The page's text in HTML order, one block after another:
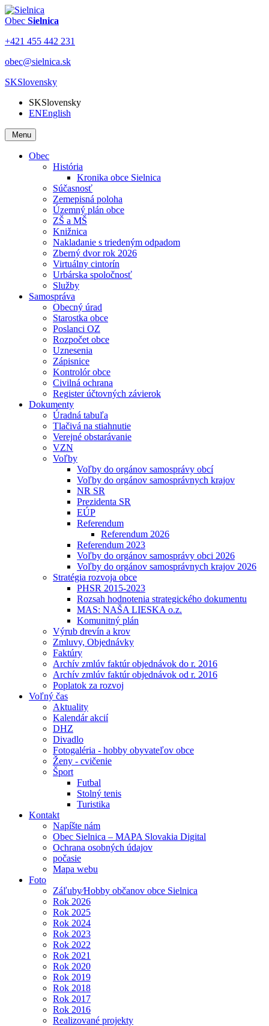
Obec Sielnica
+421 455 442 231
obec@sielnica.sk
SKSlovensky
SKSlovensky
ENEnglish
Menu
Obec
História
Kronika obce Sielnica
Súčasnosť
Zemepisná poloha
Územný plán obce
ZŠ a MŠ
Knižnica
Nakladanie s triedeným odpadom
Zberný dvor rok 2026
Virtuálny cintorín
Urbárska spoločnosť
Služby
Samospráva
Obecný úrad
Starostka obce
Poslanci OZ
Rozpočet obce
Uznesenia
Zápisnice
Kontrolór obce
Civilná ochrana
Register účtovných závierok
Dokumenty
Úradná tabuľa
Tlačivá na stiahnutie
Verejné obstarávanie
VZN
Voľby
Voľby do orgánov samosprávy obcí
Voľby do orgánov samosprávnych krajov
NR SR
Prezidenta SR
EÚP
Referendum
Referendum 2026
Referendum 2023
Voľby do orgánov samosprávy obci 2026
Voľby do orgánov samosprávnych krajov 2026
Stratégia rozvoja obce
PHSR 2015-2023
Rozsah hodnotenia strategického dokumentu
MAS: NAŠA LIESKA o.z.
Komunitný plán
Výrub drevín a krov
Zmluvy, Objednávky
Faktúry
Archív zmlúv faktúr objednávok do r. 2016
Archív zmlúv faktúr objednávok od r. 2016
Poplatok za rozvoj
Voľný čas
Aktuality
Kalendár akcií
DHZ
Divadlo
Fotogaléria - hobby obyvateľov obce
Ženy - cvičenie
Šport
Futbal
Stolný tenis
Turistika
Kontakt
Napíšte nám
Obec Sielnica – MAPA Slovakia Digital
Ochrana osobných údajov
počasie
Mapa webu
Foto
Záľuby⁄Hobby občanov obce Sielnica
Rok 2026
Rok 2025
Rok 2024
Rok 2023
Rok 2022
Rok 2021
Rok 2020
Rok 2019
Rok 2018
Rok 2017
Rok 2016
Realizované projekty